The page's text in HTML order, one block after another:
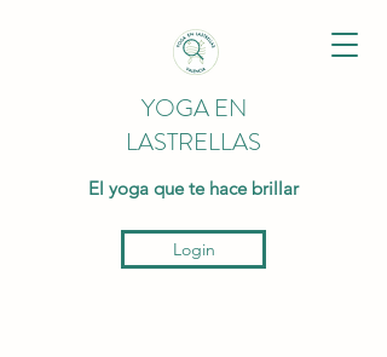
YOGA EN
LASTRELLAS
El yoga que te hace brillar
Login